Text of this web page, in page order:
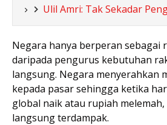
Ulil Amri: Tak Sekadar
Negara hanya berperan sebagai
daripada pengurus kebutuhan
langsung. Negara menyerahkan
kepada pasar sehingga ketika
global naik atau rupiah
langsung terdampak.